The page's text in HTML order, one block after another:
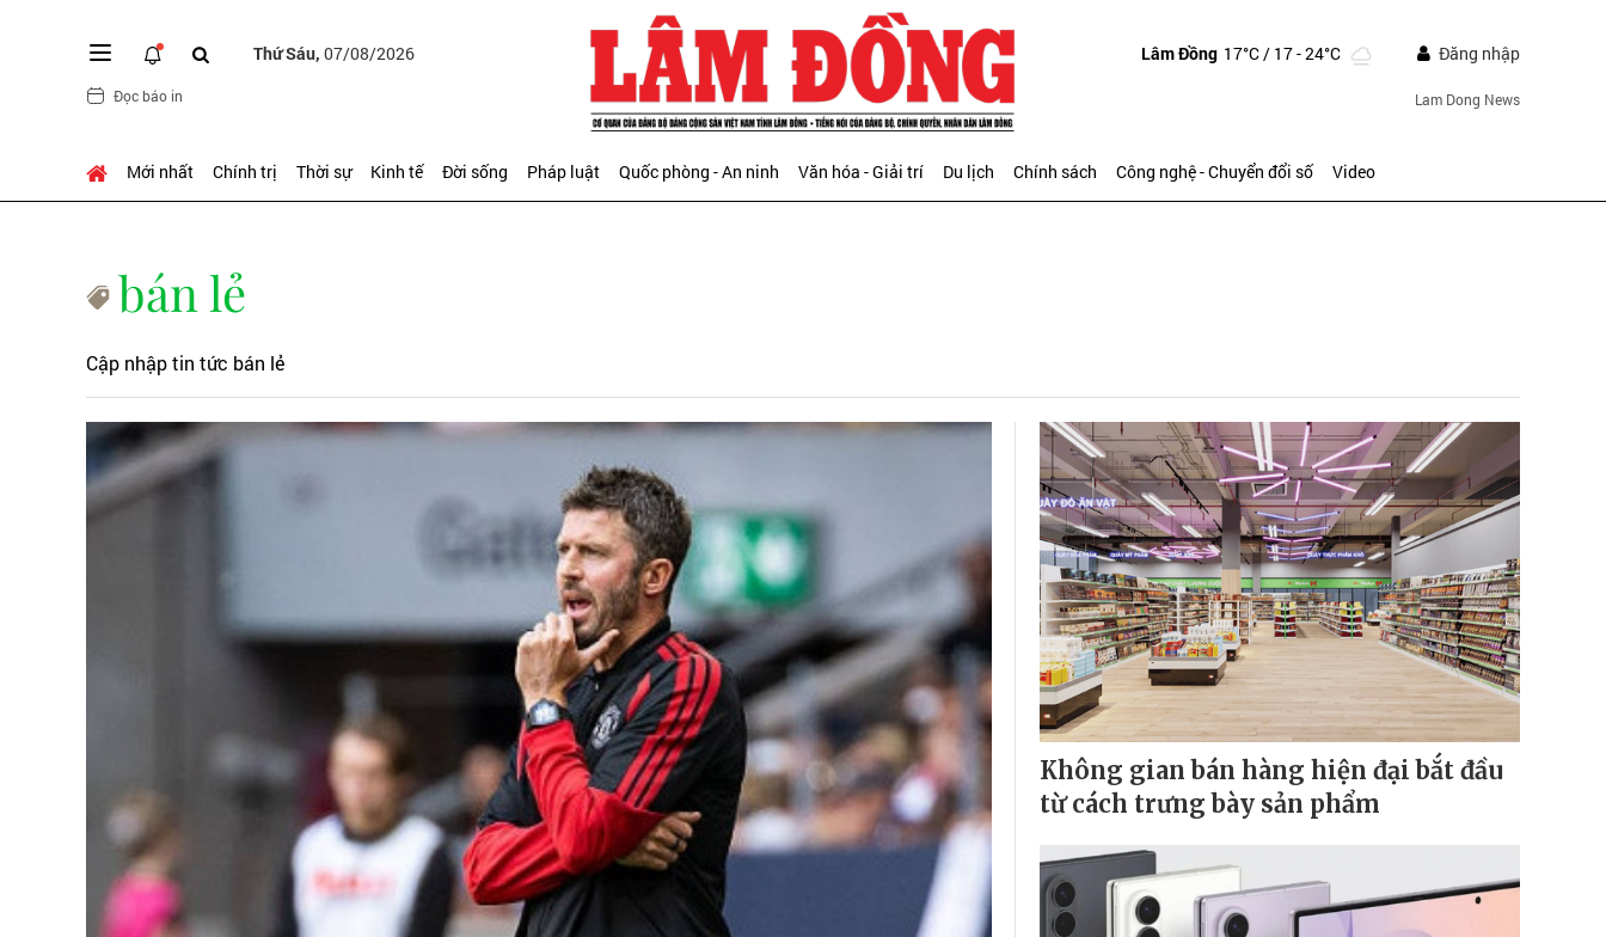
Thứ Sáu, 07/08/2026
Đọc báo in
Lâm Đồng 17°C/ 17 - 24°C Đăng nhập
Lam Dong News
Mới nhất Chính trị Thời sự Kinh tế Đời sống Pháp luật Quốc phòng - An ninh Văn hóa - Giải trí Du lịch Chính sách Công nghệ - Chuyển đổi số Video
bán lẻ
Cập nhập tin tức bán lẻ
Không gian bán hàng hiện đại bắt đầu
từ cách trưng bày sản phẩm